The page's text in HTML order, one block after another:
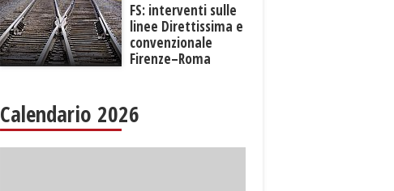
FS: interventi sulle
linee Direttissima e
convenzionale
Firenze–Roma
Calendario 2026